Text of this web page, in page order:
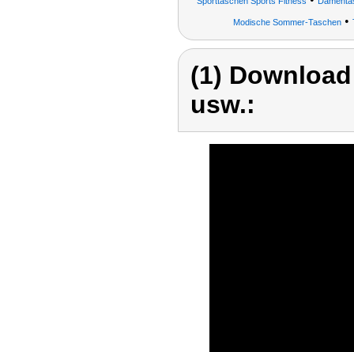
Modische Sommer-Taschen•
(1)
usw.: